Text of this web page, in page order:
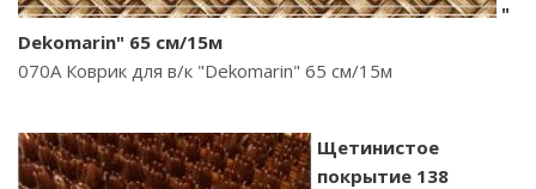
"
Dekomarin" 65 см/15м
070A Коврик для в/к "Dekomarin" 65 см/15м
Щетинистое
покрытие 138